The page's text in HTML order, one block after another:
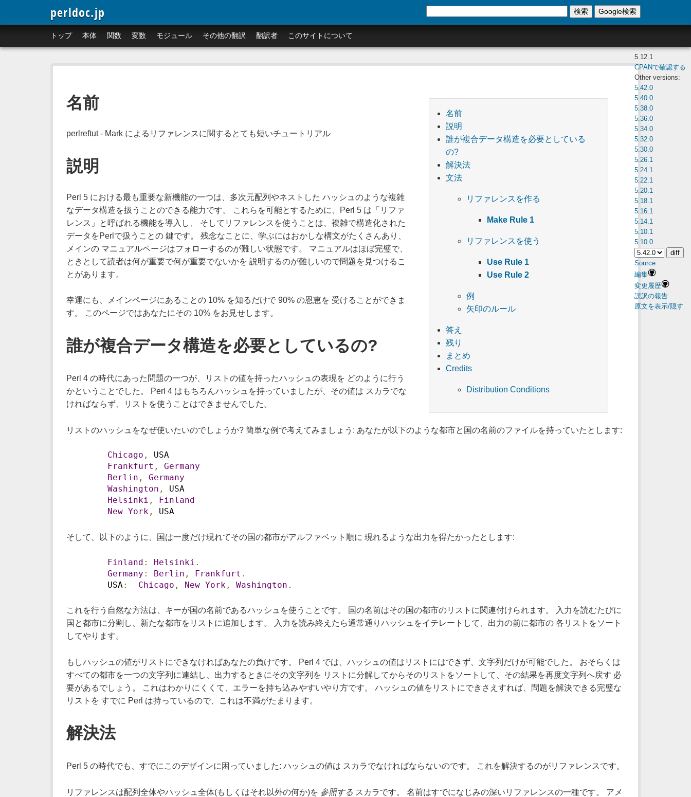
perldoc.jp
トップ 本体 関数 変数 モジュール その他の翻訳 翻訳者 このサイトについて
検索 Google検索
5.12.1
CPANで確認する
Other versions:
5.42.0
5.40.0
5.38.0
5.36.0
5.34.0
5.32.0
5.30.0
5.26.1
5.24.1
5.22.1
5.20.1
5.18.1
5.16.1
5.14.1
5.10.1
5.10.0
Source
編集
変更履歴
誤訳の報告
原文を表示/隠す
名前
説明
誰が複合データ構造を必要としている
の?
解決法
文法
リファレンスを作る
Make Rule 1
リファレンスを使う
Use Rule 1
Use Rule 2
例
矢印のルール
答え
残り
まとめ
Credits
Distribution Conditions
名前
perlreftut - Mark によるリファレンスに関するとても短いチュートリアル
説明
Perl 5 における最も重要な新機能の一つは、多次元配列やネストした ハッシュのような複雑
なデータ構造を扱うことのできる能力です。 これらを可能とするために、Perl 5 は「リファ
レンス」と呼ばれる機能を導入し、 そしてリファレンスを使うことは、複雑で構造化された
データをPerlで扱うことの 鍵です。 残念なことに、学ぶにはおかしな構文がたくさんあり、
メインの マニュアルページはフォローするのが難しい状態です。 マニュアルはほぼ完璧で、
ときとして読者は何が重要で何が重要でないかを 説明するのが難しいので問題を見つけるこ
とがあります。
幸運にも、メインページにあることの 10% を知るだけで 90% の恩恵を 受けることができま
す。 このページではあなたにその 10% をお見せします。
誰が複合データ構造を必要としているの?
Perl 4 の時代にあった問題の一つが、リストの値を持ったハッシュの表現を どのように行う
かということでした。 Perl 4 はもちろんハッシュを持っていましたが、その値は スカラでな
ければならず、リストを使うことはできませんでした。
リストのハッシュをなぜ使いたいのでしょうか? 簡単な例で考えてみましょう: あなたが以下のような都市と国の名前のファイルを持っていたとします:
Chicago ,
USA
Frankfurt ,
Germany
Berlin ,
Germany
Washington ,
USA
Helsinki ,
Finland
New York, USA
そして、以下のように、国は一度だけ現れてその国の都市がアルファベット順に 現れるような出力を得たかったとします:
Finland : Helsinki .
Germany : Berlin , Frankfurt .
USA : Chicago , New York , Washington .
これを行う自然な方法は、キーが国の名前であるハッシュを使うことです。 国の名前はその国の都市のリストに関連付けられます。 入力を読むたびに
国と都市に分割し、新たな都市をリストに追加します。 入力を読み終えたら通常通りハッシュをイテレートして、出力の前に都市の 各リストをソート
してやります。
もしハッシュの値がリストにできなければあなたの負けです。 Perl 4 では、ハッシュの値はリストにはできず、文字列だけが可能でした。 おそらくは
すべての都市を一つの文字列に連結し、出力するときにその文字列を リストに分解してからそのリストをソートして、その結果を再度文字列へ戻す 必
要があるでしょう。 これはわかりにくくて、エラーを持ち込みやすいやり方です。 ハッシュの値をリストにできさえすれば、問題を解決できる完璧な
リストを すでに Perl は持っているので、これは不満がたまります。
解決法
Perl 5 の時代でも、すでにこのデザインに困っていました: ハッシュの値は スカラでなければならないのです。 これを解決するのがリファレンスです。
リファレンスは配列全体やハッシュ全体(もしくはそれ以外の何か)を 参照する スカラです。 名前はすでになじみの深いリファレンスの一種です。 アメ